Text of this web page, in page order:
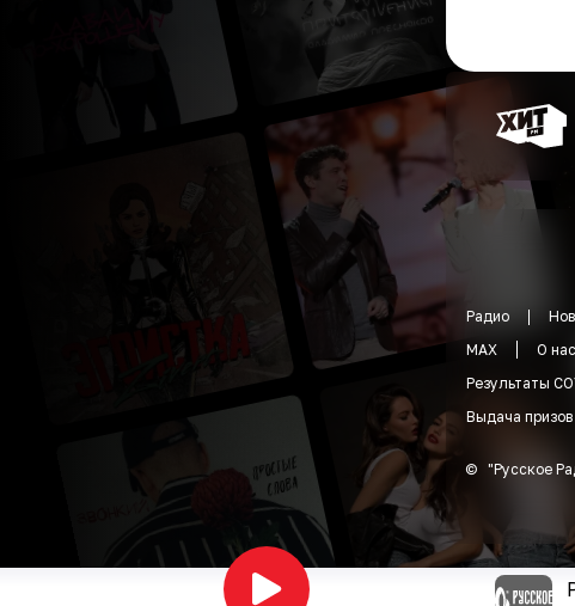
Радио
MAX
О нас
Результаты
Выдача призов
© "Русское